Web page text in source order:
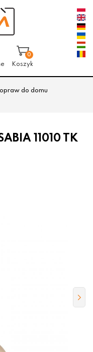
0
Koszyk
do domu
11010 TK